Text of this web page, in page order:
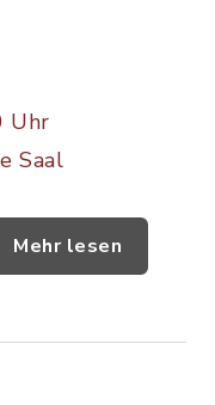
Uhr
Saal
Mehr lesen